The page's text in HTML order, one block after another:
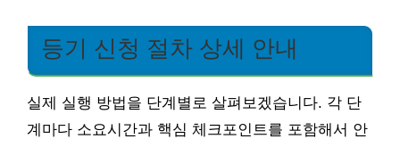
등기 신청 절차 상세 안내
실제 실행 방법을 단계별로 살펴보겠습니다. 각 단
계마다 소요시간과 핵심 체크포인트를 포함해서 안